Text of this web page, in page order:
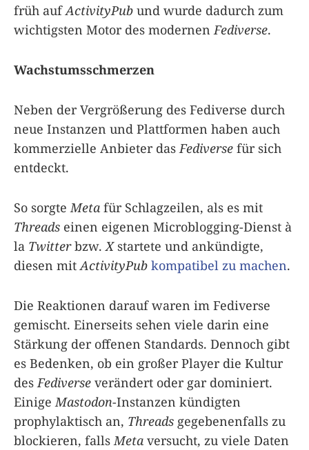
früh aufActivityPub und wurde dadurch zum
wichtigsten Motor des modernen Fediverse.
Wachstumsschmerzen
Neben der Vergrößerung des Fediverse durch
neue Instanzen und Plattformen haben auch
kommerzielle Anbieter das Fediverse für sich
entdeckt.
So sorgte Meta für Schlagzeilen, als es mit
Threads einen eigenen Microblogging-Dienst à
la Twitterbzw. Xstartete und ankündigte,
diesen mit ActivityPub kompatibel zu machen.
Die Reaktionen darauf waren im Fediverse
gemischt. Einerseits sehen viele darin eine
Stärkung der offenen Standards. Dennoch gibt
es Bedenken, ob ein großer Player die Kultur
des Fediverse verändert oder gar dominiert.
Einige Mastodon-Instanzen kündigten
prophylaktisch an, Threads gegebenenfalls zu
blockieren, falls Meta versucht, zu viele Daten